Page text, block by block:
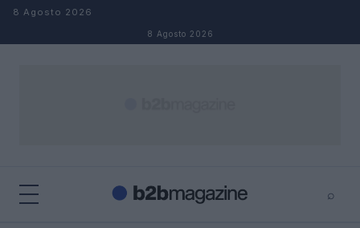
Salta al contenuto
8 Agosto 2026
8 Agosto 2026
⌕